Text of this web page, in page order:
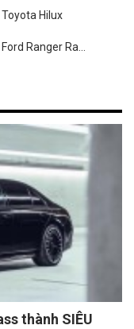
Toyota Hilux
thành SIÊU